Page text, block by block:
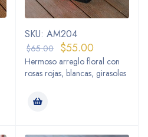
SKU: AM204
$65.00 $55.00
Hermoso arreglo floral con
rosas rojas, blancas, girasoles